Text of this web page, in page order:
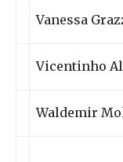
Vanessa
Vicentinho
Waldemir